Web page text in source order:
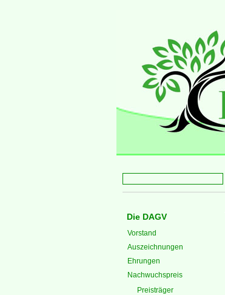
Die DAGV
Vorstand
Auszeichnungen
Ehrungen
Nachwuchspreis
Preisträger